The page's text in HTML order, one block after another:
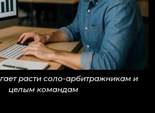
расти соло-арбитражникам и
целым командам